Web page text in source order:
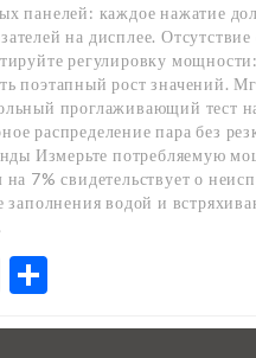
панелей: каждое нажатие
на дисплее.
регулировку
поэтапный рост значений.
проглаживающий тест
распределение пара без
Измерьте потребляемую
7% свидетельствует о
заполнения водой и
Email